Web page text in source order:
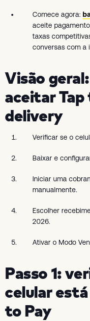
Comece agora:
aceite
taxas
conversas com a
Visão
aceitar Tap
delivery
Verificar se o
Baixar e
Iniciar uma
manualmente.
Escolher
2026.
Ativar o Modo
Passo 1:
celular
to Pay